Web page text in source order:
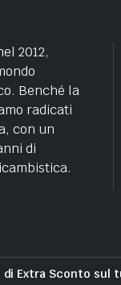
2012,
Benché la
radicati
con un
di
di Extra Sconto sul